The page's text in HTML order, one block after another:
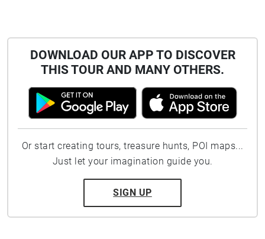
DOWNLOAD OUR APP TO DISCOVER
THIS TOUR AND MANY OTHERS.
Or start creating tours, treasure hunts, POI maps...
Just let your imagination guide you.
SIGN UP